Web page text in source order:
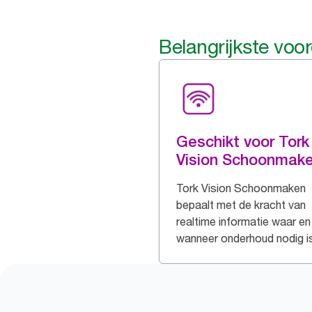
Belangrijkste
Geschikt voor Tork
Vision
Tork Vision Schoonmaken
bepaalt met de kracht van
realtime informatie waar en
wanneer onderhoud nodig